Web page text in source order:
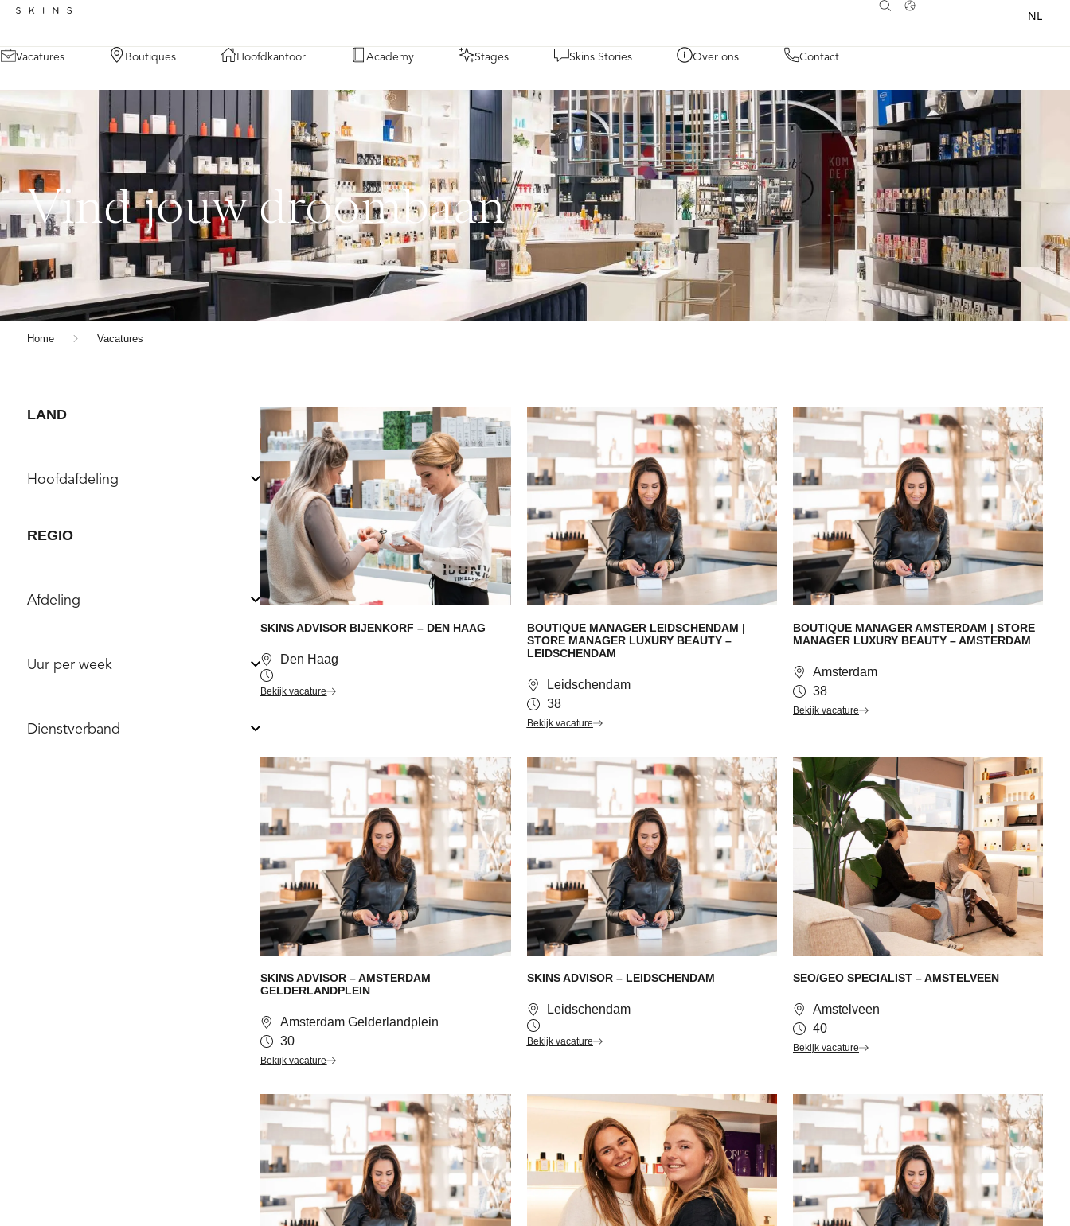
NL
Vacatures Boutiques Hoofdkantoor Academy Stages Skins Stories Over ons Contact
Vind jouw droombaan
Home Vacatures
LAND
Hoofdafdeling
REGIO
Afdeling
Uur per week
Dienstverband
SKINS ADVISOR BIJENKORF – DEN HAAG
Den Haag
Bekijk vacature
BOUTIQUE MANAGER LEIDSCHENDAM |
STORE MANAGER LUXURY BEAUTY –
LEIDSCHENDAM
Leidschendam
38
Bekijk vacature
BOUTIQUE MANAGER AMSTERDAM | STORE
MANAGER LUXURY BEAUTY – AMSTERDAM
Amsterdam
38
Bekijk vacature
SKINS ADVISOR – AMSTERDAM
GELDERLANDPLEIN
Amsterdam Gelderlandplein
30
Bekijk vacature
SKINS ADVISOR – LEIDSCHENDAM
Leidschendam
Bekijk vacature
SEO/GEO SPECIALIST – AMSTELVEEN
Amstelveen
40
Bekijk vacature